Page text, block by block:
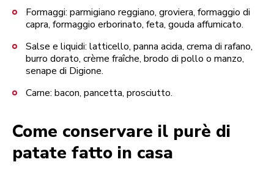
Formaggi: parmigiano reggiano, groviera, formaggio di
capra, formaggio erborinato, feta, gouda affumicato.
Salse e liquidi: latticello, panna acida, crema di rafano,
burro dorato, crème fraîche, brodo di pollo o manzo,
senape di Digione.
Carne: bacon, pancetta, prosciutto.
Come conservare il purè di
patate fatto in casa